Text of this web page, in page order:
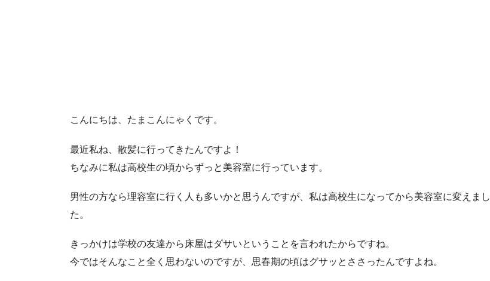
こんにちは、たまこんにゃくです。
最近私ね、散髪に行ってきたんですよ！
ちなみに私は高校生の頃からずっと美容室に行っています。
男性の方なら理容室に行く人も多いかと思うんですが、私は高校生になってから美容室に変えまし
た。
きっかけは学校の友達から床屋はダサいということを言われたからですね。
今ではそんなこと全く思わないのですが、思春期の頃はグサッとささったんですよね。